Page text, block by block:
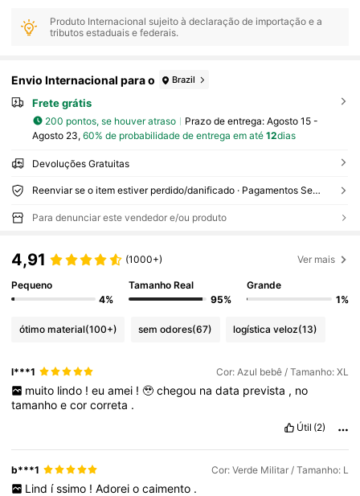
Produto Internacional sujeito à declaração de importação e a
tributos estaduais e federais.
Envio Internacional para o Brazil
Frete grátis
200 pontos, se houver atraso Prazo de entrega: Agosto 15 -
Agosto 23, 60% de probabilidade de entrega em até 12dias
Devoluções Gratuitas
Reenviar se o item estiver perdido/danificado · Pagamentos Seguros · Proteção de privacidade
Para denunciar este vendedor e/ou produto
4,91 (1000+) Ver mais
Pequeno
4%
Tamanho Real
95%
Grande
1%
ótimo material(100+) sem odores(67) logística veloz(13)
l***1 Cor: Azul bebê / Tamanho: XL
muito lindo ! eu amei ! 🥹 chegou na data prevista , no
tamanhoecorcorreta .
Útil (2)
b***1 Cor: Verde Militar / Tamanho: L
Lind íssimo ! Adorei o caimento .